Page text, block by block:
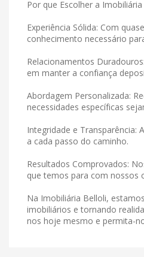
Por que Escolher a Imobiliária
Experiência Sólida: Com
conhecimento necessário
Relacionamentos
em manter a confiança
Abordagem Personalizada:
necessidades específicas
Integridade e Transparência:
a cada passo do caminho.
Resultados Comprovados:
que temos para com nossos
Na Imobiliária Belloli,
imobiliários e tornando
nos hoje mesmo e permita-